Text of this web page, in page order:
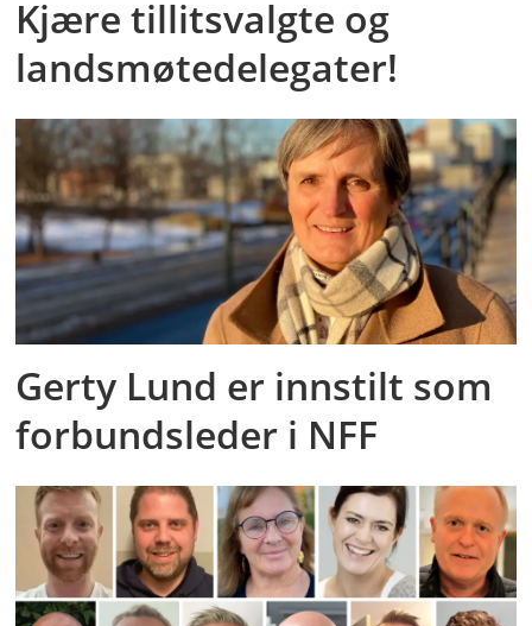
Kjære tillitsvalgte og
landsmøtedelegater!
Gerty Lund er innstilt som
forbundsleder i NFF